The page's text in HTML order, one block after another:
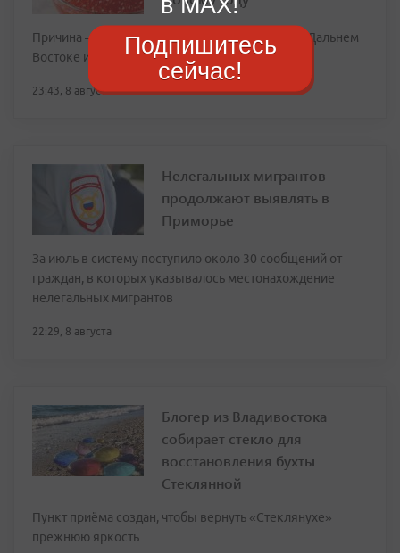
Причина — рекордно слабый вылов лосося на Дальнем
Востоке из-за потепления вод
23:43, 8 августа
Нелегальных мигрантов
продолжают выявлять в
Приморье
За июль в систему поступило около 30 сообщений от
граждан, в которых указывалось местонахождение
нелегальных мигрантов
22:29, 8 августа
Блогер из Владивостока
собирает стекло для
восстановления бухты
Стеклянной
Пункт приёма создан, чтобы вернуть «Стеклянухе»
прежнюю яркость
Подпишитесь
сейчас!